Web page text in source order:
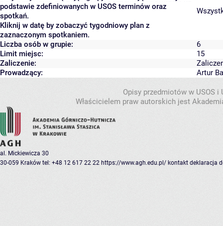
podstawie zdefiniowanych w USOS terminów oraz
spotkań.
Kliknij w datę by zobaczyć tygodniowy plan z
zaznaczonym spotkaniem.
Liczba osób w grupie:
6
Limit miejsc:
15
Zaliczenie:
Prowadzący:
Artur
Opisy przedmiotów w USOS
Właścicielem praw autorskich jest
al. Mickiewicza 30
30-059 Kraków tel: +48 12 617 22 22 https://www.agh.edu.pl/ kontakt deklaracja